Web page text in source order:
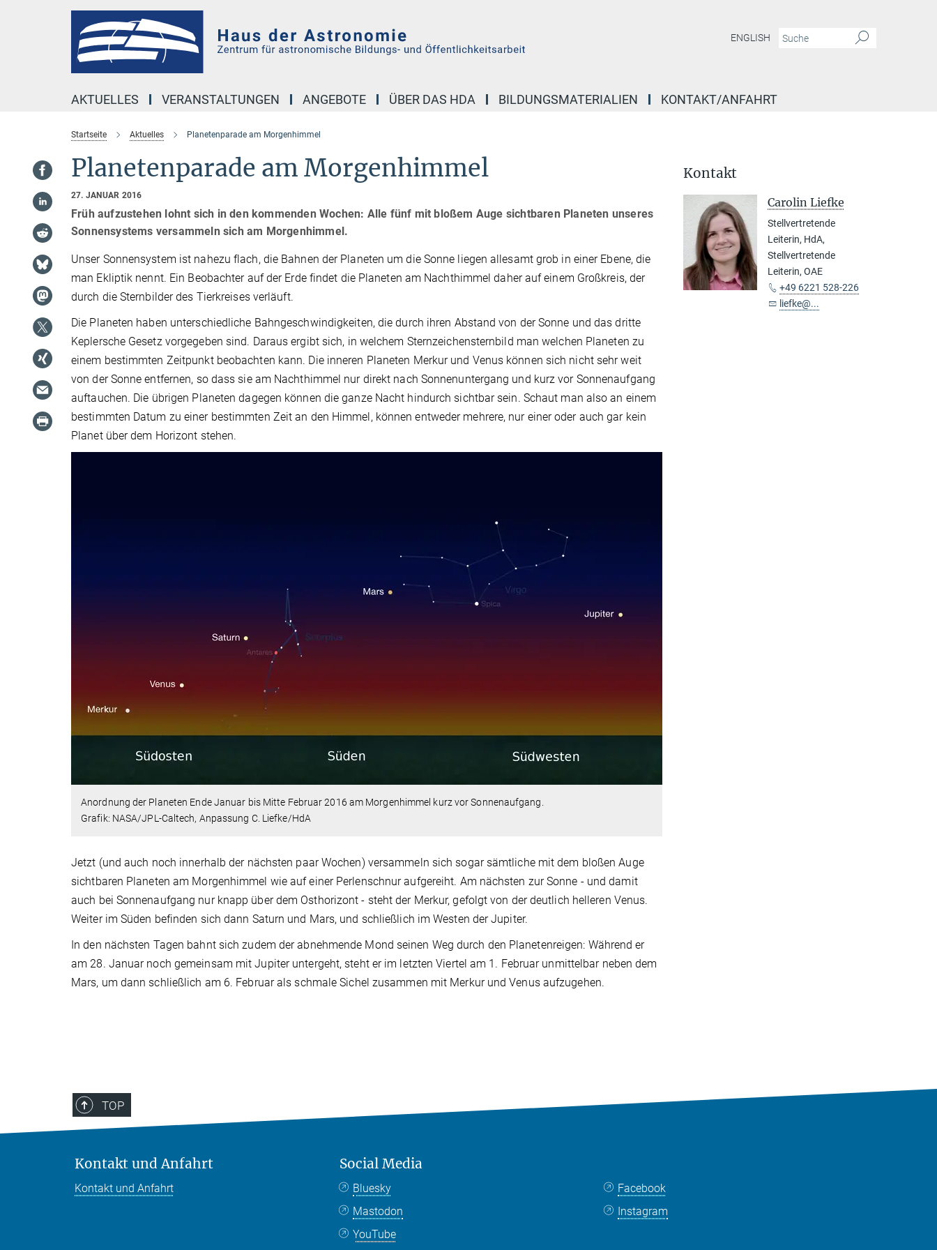
ENGLISH
AKTUELLES VERANSTALTUNGEN ANGEBOTE ÜBER DAS HDA BILDUNGSMATERIALIEN KONTAKT/ANFAHRT
Startseite Aktuelles Planetenparade am Morgenhimmel
Planetenparade am Morgenhimmel
27. JANUAR 2016
Früh aufzustehen lohnt sich in den kommenden Wochen: Alle fünf mit bloßem Auge sichtbaren Planeten unseres
Sonnensystems versammeln sich am Morgenhimmel.
Unser Sonnensystem ist nahezu flach, die Bahnen der Planeten um die Sonne liegen allesamt grob in einer Ebene, die
man Ekliptik nennt. Ein Beobachter auf der Erde findet die Planeten am Nachthimmel daher auf einem Großkreis, der
durch die Sternbilder des Tierkreises verläuft.
Die Planeten haben unterschiedliche Bahngeschwindigkeiten, die durch ihren Abstand von der Sonne und das dritte
Keplersche Gesetz vorgegeben sind. Daraus ergibt sich, in welchem Sternzeichensternbild man welchen Planeten zu
einem bestimmten Zeitpunkt beobachten kann. Die inneren Planeten Merkur und Venus können sich nicht sehr weit
von der Sonne entfernen, so dass sie am Nachthimmel nur direkt nach Sonnenuntergang und kurz vor Sonnenaufgang
auftauchen. Die übrigen Planeten dagegen können die ganze Nacht hindurch sichtbar sein. Schaut man also an einem
bestimmten Datum zu einer bestimmten Zeit an den Himmel, können entweder mehrere, nur einer oder auch gar kein
Planet über dem Horizont stehen.
Anordnung der Planeten Ende Januar bis Mitte Februar 2016 am Morgenhimmel kurz vor Sonnenaufgang.
Grafik: NASA/JPL-Caltech, Anpassung C. Liefke/HdA
Jetzt (und auch noch innerhalb der nächsten paar Wochen) versammeln sich sogar sämtliche mit dem bloßen Auge
sichtbaren Planeten am Morgenhimmel wie auf einer Perlenschnur aufgereiht. Am nächsten zur Sonne - und damit
auch bei Sonnenaufgang nur knapp über dem Osthorizont - steht der Merkur, gefolgt von der deutlich helleren Venus.
Weiter im Süden befinden sich dann Saturn und Mars, und schließlich im Westen der Jupiter.
In den nächsten Tagen bahnt sich zudem der abnehmende Mond seinen Weg durch den Planetenreigen: Während er
am 28. Januar noch gemeinsam mit Jupiter untergeht, steht er im letzten Viertel am 1. Februar unmittelbar neben dem
Mars, um dann schließlich am 6. Februar als schmale Sichel zusammen mit Merkur und Venus aufzugehen.
Kontakt
Carolin Liefke
Stellvertretende
Leiterin, HdA,
Stellvertretende
Leiterin, OAE
+49 6221 528-226
liefke@...
TOP
Kontakt und Anfahrt
Kontakt und Anfahrt
Social Media
Bluesky
Mastodon
YouTube
Facebook
Instagram